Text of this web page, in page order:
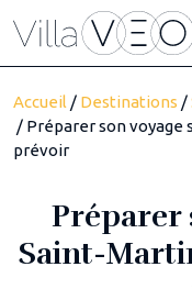
Accueil / Destinations /
/ Préparer son voyage
prévoir
Préparer
Saint-